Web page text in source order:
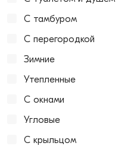
С тамбуром
С перегородкой
Зимние
Утепленные
С окнами
Угловые
С крыльцом